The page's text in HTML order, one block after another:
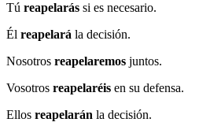
Tú reapelarás si es necesario.
Él reapelará la decisión.
Nosotros reapelaremos juntos.
Vosotros reapelaréis en su defensa.
Ellos reapelarán la decisión.